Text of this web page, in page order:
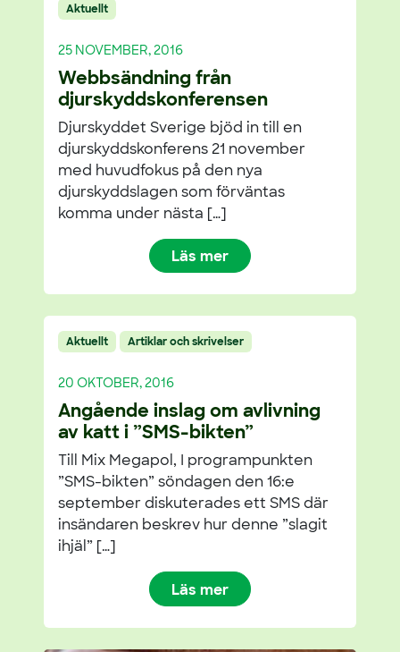
Aktuellt
25 NOVEMBER, 2016
Webbsändning från
djurskyddskonferensen
Djurskyddet Sverige bjöd in till en
djurskyddskonferens 21 november
med huvudfokus på den nya
djurskyddslagen som förväntas
komma under nästa […]
Läs mer
Aktuellt Artiklar och skrivelser
20 OKTOBER, 2016
Angående inslag om avlivning
av katt i ”SMS-bikten”
Till Mix Megapol, I programpunkten
”SMS-bikten” söndagen den 16:e
september diskuterades ett SMS där
insändaren beskrev hur denne ”slagit
ihjäl” […]
Läs mer